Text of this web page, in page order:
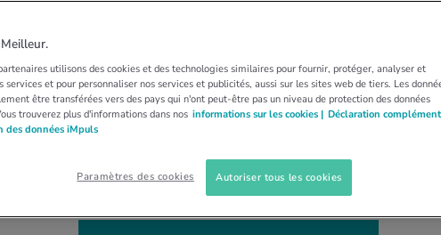
des plaies
sur l’orteil? Il faut peu de choses pour se
poser pansements et bandages.
utilisons des cookies et des technologies similaires pour fournir, protéger, analyser et
services et pour personnaliser nos services et publicités, aussi sur les sites web de tiers. Les
être transférées vers des pays qui n'ont peut-être pas un niveau de protection des données
trouverez plus d'informations dans nos informations sur les cookies | Déclaration
des données iMpuls
Paramètres des cookies Autoriser tous les cookies